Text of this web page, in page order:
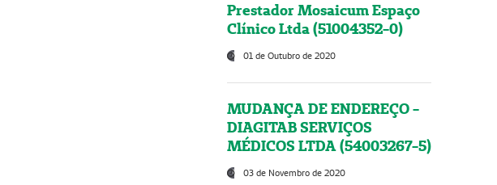
Prestador Mosaicum Espaço
Clínico Ltda (51004352-0)
01 de Outubro de 2020
MUDANÇA DE ENDEREÇO -
DIAGITAB SERVIÇOS
MÉDICOS LTDA (54003267-5)
03 de Novembro de 2020